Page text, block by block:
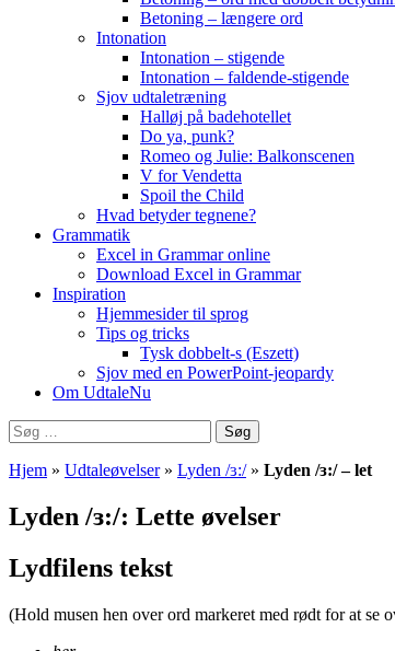
Betoning – længere ord
Intonation
Intonation – stigende
Intonation – faldende-stigende
Sjov udtaletræning
Halløj på badehotellet
Do ya, punk?
Romeo og Julie: Balkonscenen
V for Vendetta
Spoil the Child
Hvad betyder tegnene?
Grammatik
Excel in Grammar online
Download Excel in Grammar
Inspiration
Hjemmesider til sprog
Tips og tricks
Tysk dobbelt-s (Eszett)
Sjov med en PowerPoint-jeopardy
Om UdtaleNu
Søg
efter:
Hjem » Udtaleøvelser» Lyden /ɜ:/» Lyden /ɜ:/ – let
Lyden /ɜ:/: Lette øvelser
Lydfilens tekst
(Hold musen hen over ord markeret med rødt for at se